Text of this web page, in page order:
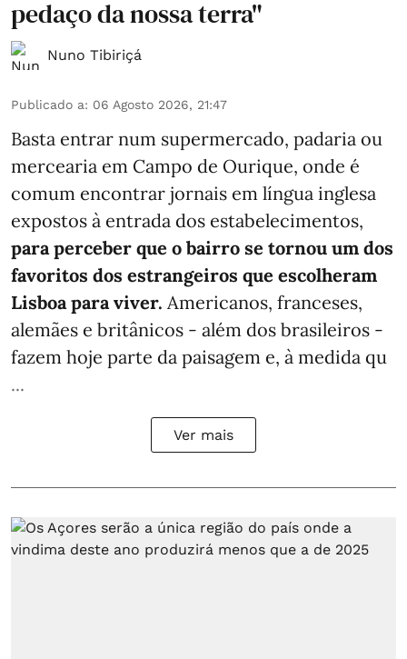
pedaço da nossa terra"
Nuno Tibiriçá
Publicado a: 06 Agosto 2026, 21:47
Basta entrar num supermercado, padaria ou
mercearia em Campo de Ourique, onde é
comum encontrar jornais em língua inglesa
expostos à entrada dos estabelecimentos,
para perceber que o bairro se tornou um dos
favoritos dos estrangeiros que escolheram
Lisboa para viver. Americanos, franceses,
alemães e britânicos - além dos brasileiros -
fazem hoje parte da paisagem e, à medida qu
...
Ver mais